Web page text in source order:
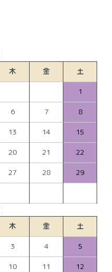
木 金
土
1
6 7
8
13 14
15
20 21
22
27 28
29
木 金
土
3 4
5
10 11
12